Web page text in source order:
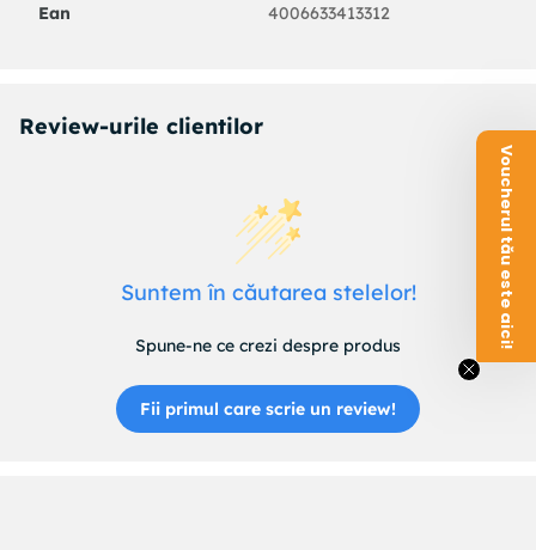
Ean 4006633413312
Review-urile clientilor
Suntem în căutarea stelelor!
Spune-ne ce crezi despre produs
Fii primul care scrie un review!
Voucherul tău este aici!